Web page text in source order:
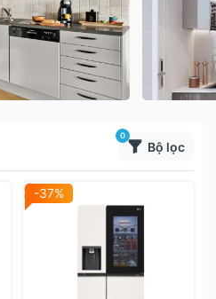
Bộ lọc
0
-37%